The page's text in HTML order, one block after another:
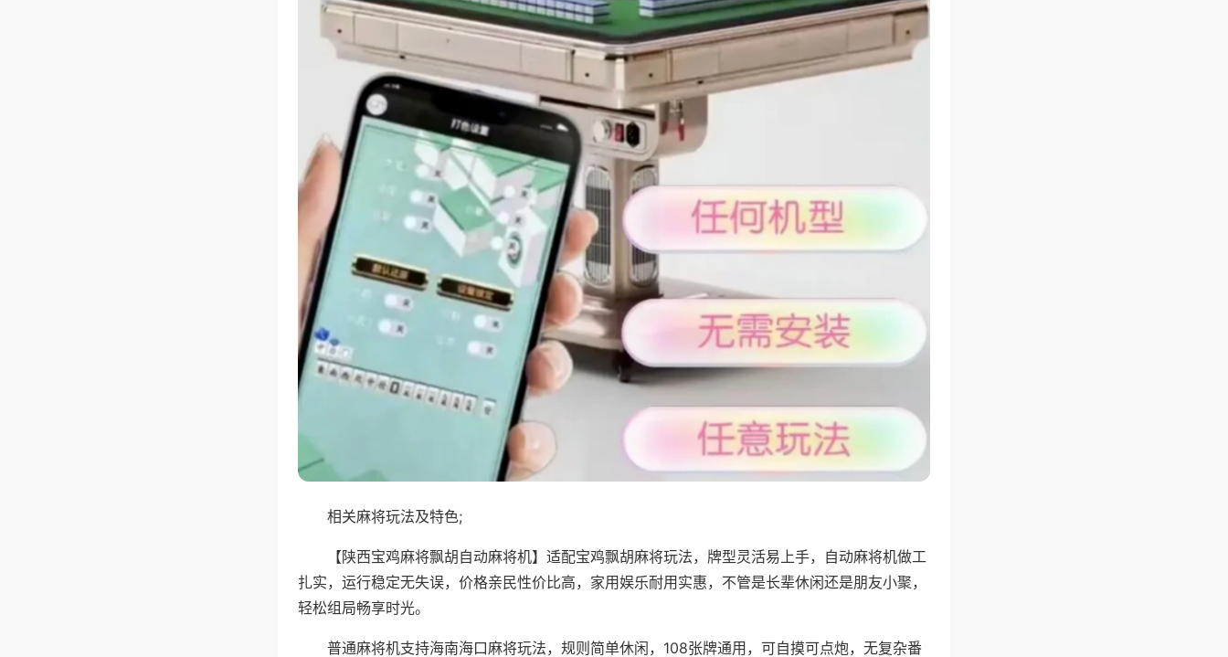
相关麻将玩法及特色;
【陕西宝鸡麻将飘胡自动麻将机】适配宝鸡飘胡麻将玩法，牌型灵活易上手，自动麻将机做工
扎实，运行稳定无失误，价格亲民性价比高，家用娱乐耐用实惠，不管是长辈休闲还是朋友小聚，
轻松组局畅享时光。
普通麻将机支持海南海口麻将玩法，规则简单休闲，108张牌通用，可自摸可点炮，无复杂番